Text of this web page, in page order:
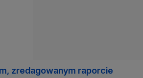
zredagowanym raporcie